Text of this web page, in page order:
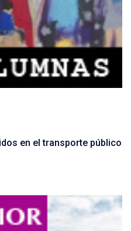
en el transporte público